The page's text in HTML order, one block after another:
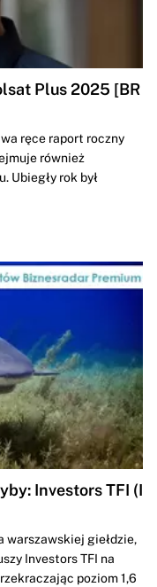
Plus 2025 [BR
ręce raport roczny
również
Ubiegły rok był
Investors TFI (I
warszawskiej giełdzie,
Investors TFI na
poziom 1,6